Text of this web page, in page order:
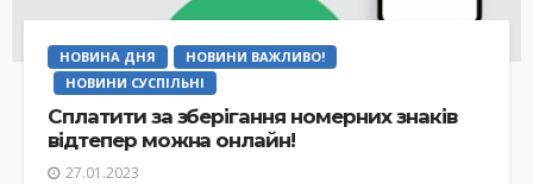
НОВИНА ДНЯ
НОВИНИ ВАЖЛИВО!
НОВИНИ СУСПІЛЬНІ
Сплатити за зберігання номерних знаків
відтепер можна онлайн!
27.01.2023